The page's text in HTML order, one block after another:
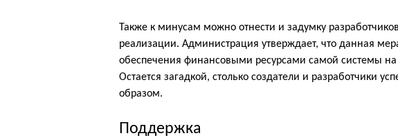
Также к минусам можно отнести и задумку
реализации. Администрация утверждает, что данная
обеспечения финансовыми ресурсами самой системы на
Остается загадкой, столько создатели и разработчики
образом.
Поддержка